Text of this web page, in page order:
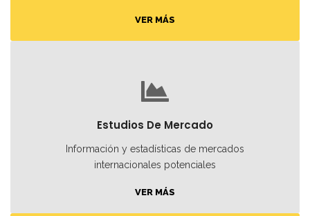
VER MÁS
Estudios De Mercado
Información y estadísticas de mercados
internacionales potenciales
VER MÁS